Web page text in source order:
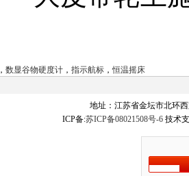
， 数显谷物硬度计 ， 指示航标 ，恒温摇床
地址：江苏省金坛市北环
ICP备:苏ICP备08021508号-6 技术